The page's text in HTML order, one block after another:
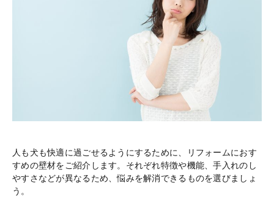
人も犬も快適に過ごせるようにするために、リフォームにおす
すめの壁材をご紹介します。それぞれ特徴や機能、手入れのし
やすさなどが異なるため、悩みを解消できるものを選びましょ
う。